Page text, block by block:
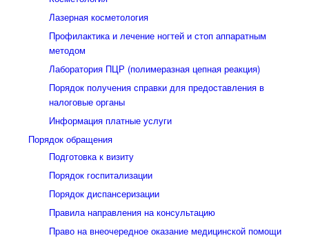
Лазерная косметология
Профилактика и лечение ногтей и стоп аппаратным
методом
Лаборатория ПЦР (полимеразная цепная реакция)
Порядок получения справки для предоставления в
налоговые органы
Информация платные услуги
Порядок обращения
Подготовка к визиту
Порядок госпитализации
Порядок диспансеризации
Правила направления на консультацию
Право на внеочередное оказание медицинской помощи